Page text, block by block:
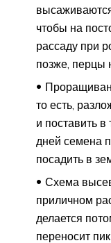
чтобы на
рассаду при
позже, перцы
то есть,
и поставить
дней семена
посадить в
Схема
приличном
делается
переносит